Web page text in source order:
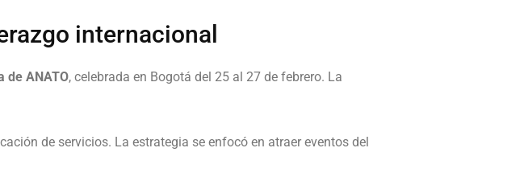
internacional
de ANATO, celebrada en Bogotá del 25 al 27 de febrero. La
de servicios. La estrategia se enfocó en atraer eventos del